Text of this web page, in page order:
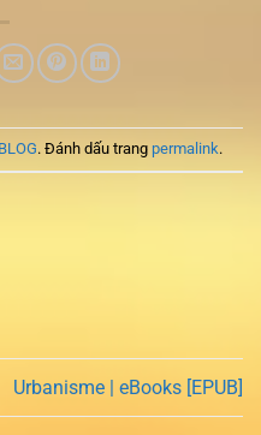
BLOG. Đánh dấu trang permalink.
Urbanisme | eBooks [EPUB]